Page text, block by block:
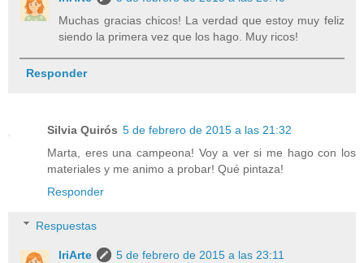
Muchas gracias chicos! La verdad que estoy muy feliz
siendo la primera vez que los hago. Muy ricos!
Responder
Silvia Quirós 5 de febrero de 2015 a las 21:32
Marta, eres una campeona! Voy a ver si me hago con los
materiales y me animo a probar! Qué pintaza!
Responder
Respuestas
IriArte
5 de febrero de 2015 a las 23:11